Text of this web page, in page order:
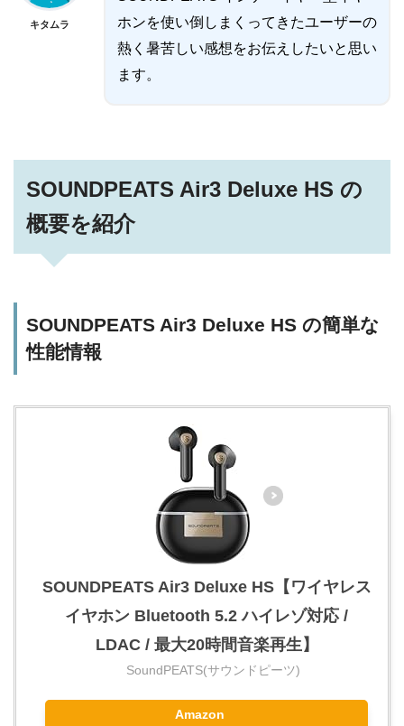
キタムラ
ホンを使い倒しまくってきたユーザーの
熱く暑苦しい感想をお伝えしたいと思い
ます。
SOUNDPEATS Air3 Deluxe HS の
概要を紹介
SOUNDPEATS Air3 Deluxe HS の簡単な
性能情報
SOUNDPEATS Air3 Deluxe HS【ワイヤレス
イヤホン Bluetooth 5.2 ハイレゾ対応 /
LDAC / 最大20時間音楽再生】
SoundPEATS(サウンドピーツ)
Amazon